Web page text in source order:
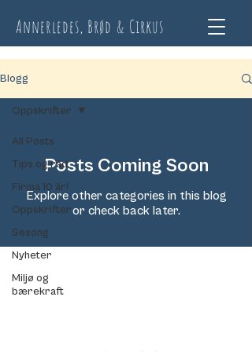
Annerledes, Brød & Cirkus
Blogg
All Posts
Tips og råd
Firma 10 år!
Oppskrifter
Sesong
Nyheter
Miljø og
bærekraft
Oppskrifter
Posts Coming Soon
Explore other categories in this blog
or check back later.
Vi ordner alt som kreves til et